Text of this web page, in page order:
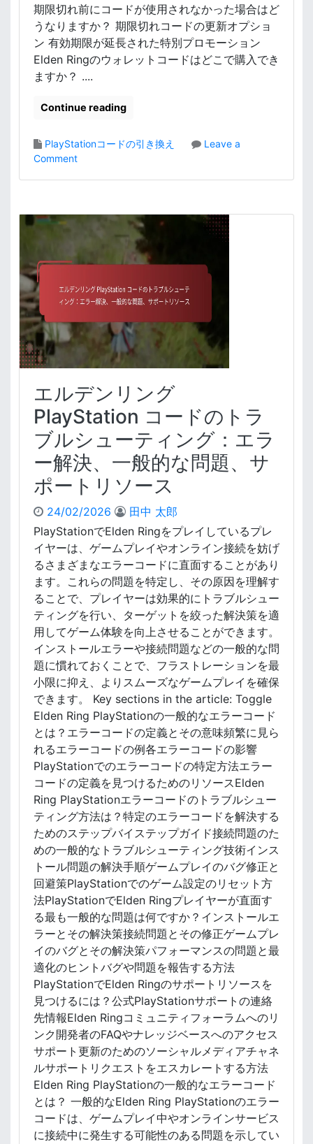
、
ス
期限切れ前にコードが使用されなかった場合はど
うなりますか？ 期限切れコードの更新オプショ
ン 有効期限が延長された特別プロモーション
Elden Ringのウォレットコードはどこで購入でき
ますか？ ....
Continue reading
PlayStationコードの引き換え
Leave a
Commento
デ
P
l
a
y
S
t
i
o
n
S
t
o
e
ウ
ォ
レ
ッ
ト
コ
ー
ド
送
方
法
、
使
制
限
、
期
限
エルデンリング
PlayStation コードのトラ
ブルシューティング：エラ
ー解決、一般的な問題、サ
ポートリソース
24/02/2026
田中 太郎
PlayStationでElden Ringをプレイしているプレ
イヤーは、ゲームプレイやオンライン接続を妨げ
るさまざまなエラーコードに直面することがあり
ます。これらの問題を特定し、その原因を理解す
ることで、プレイヤーは効果的にトラブルシュー
ティングを行い、ターゲットを絞った解決策を適
用してゲーム体験を向上させることができます。
インストールエラーや接続問題などの一般的な問
題に慣れておくことで、フラストレーションを最
小限に抑え、よりスムーズなゲームプレイを確保
できます。 Key sections in the article: Toggle
Elden Ring PlayStationの一般的なエラーコード
とは？エラーコードの定義とその意味頻繁に見ら
れるエラーコードの例各エラーコードの影響
PlayStationでのエラーコードの特定方法エラー
コードの定義を見つけるためのリソースElden
Ring PlayStationエラーコードのトラブルシュー
ティング方法は？特定のエラーコードを解決する
ためのステップバイステップガイド接続問題のた
めの一般的なトラブルシューティング技術インス
トール問題の解決手順ゲームプレイのバグ修正と
回避策PlayStationでのゲーム設定のリセット方
法PlayStationでElden Ringプレイヤーが直面す
る最も一般的な問題は何ですか？インストールエ
ラーとその解決策接続問題とその修正ゲームプレ
イのバグとその解決策パフォーマンスの問題と最
適化のヒントバグや問題を報告する方法
PlayStationでElden Ringのサポートリソースを
見つけるには？公式PlayStationサポートの連絡
先情報Elden Ringコミュニティフォーラムへのリ
ンク開発者のFAQやナレッジベースへのアクセス
サポート更新のためのソーシャルメディアチャネ
ルサポートリクエストをエスカレートする方法
Elden Ring PlayStationの一般的なエラーコード
とは？ 一般的なElden Ring PlayStationのエラー
コードは、ゲームプレイ中やオンラインサービス
に接続中に発生する可能性のある問題を示してい